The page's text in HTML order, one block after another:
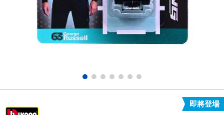
遊戲及拼圖系列
戶外及運動用品
派對用品
Barbie芭比
NERF熱火 即將登場